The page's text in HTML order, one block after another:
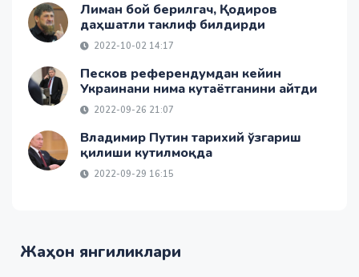
Лиман бой берилгач, Қодиров
даҳшатли таклиф билдирди
2022-10-02 14:17
Песков референдумдан кейин
Украинани нима кутаётганини айтди
2022-09-26 21:07
Владимир Путин тарихий ўзгариш
қилиши кутилмоқда
2022-09-29 16:15
Жаҳон янгиликлари